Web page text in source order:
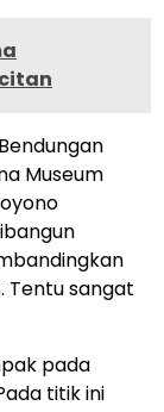
Museum
Tentu sangat
pada
titik ini